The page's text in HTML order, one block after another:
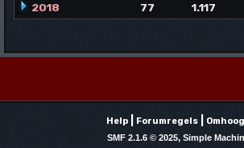
2018 77 1.117
Help| Forumregels|
SMF 2.1.6 © 2025, Simple